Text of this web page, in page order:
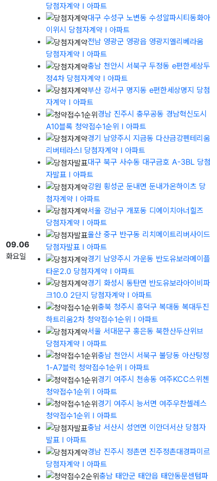
09.06
화요일
당첨자계약 l 아파트
대구 수성구 노변동 수성알파시티동화아
이위시 당첨자계약 l 아파트
전남 영광군 영광읍 영광지엘리베라움
당첨자계약 l 아파트
충남 천안시 서북구 두정동 e편한세상두
정4차 당첨자계약 l 아파트
부산 강서구 명지동 e편한세상명지 당첨
자계약 l 아파트
경남 진주시 충무공동 경남혁신도시
A10블록 청약접수1순위 l 아파트
경기 남양주시 지금동 다산금강펜테리움
리버테라스I 당첨자계약 l 아파트
대구 북구 사수동 대구금호 A-3BL 당첨
자발표 l 아파트
강원 횡성군 둔내면 둔내가온하이츠 당
첨자계약 l 아파트
서울 강남구 개포동 디에이치아너힐즈
당첨자계약 l 아파트
울산 중구 반구동 리치메이트리버사이드
당첨자발표 l 아파트
경기 남양주시 가운동 반도유보라메이플
타운2.0 당첨자계약 l 아파트
경기 화성시 동탄면 반도유보라아이비파
크10.0 2단지 당첨자계약 l 아파트
충북 청주시 흥덕구 복대동 복대두진
하트리움2차 청약접수1순위 l 아파트
서울 서대문구 홍은동 북한산두산위브
당첨자계약 l 아파트
충남 천안시 서북구 불당동 아산탕정
1-A7블럭 청약접수1순위 l 아파트
경기 여주시 천송동 여주KCC스위첸
청약접수1순위 l 아파트
경기 여주시 능서면 여주우찬셀레스
청약접수1순위 l 아파트
충남 서산시 성연면 이안더서산 당첨자
발표 l 아파트
경남 진주시 정촌면 진주정촌대경파미르
당첨자계약 l 아파트
충남 태안군 태안읍 태안동문센텀파